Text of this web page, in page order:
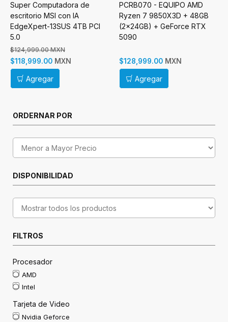
Super Computadora de
escritorio MSI con IA
EdgeXpert-13SUS 4TB PCI
5.0
$124,999.00 MXN
$118,999.00 MXN
Agregar
PCRB070 - EQUIPO AMD
Ryzen 7 9850X3D + 48GB
(2x24GB) + GeForce RTX
5090
$128,999.00 MXN
Agregar
ORDERNAR POR
DISPONIBILIDAD
FILTROS
Procesador
AMD
Intel
Tarjeta de Video
Nvidia Geforce